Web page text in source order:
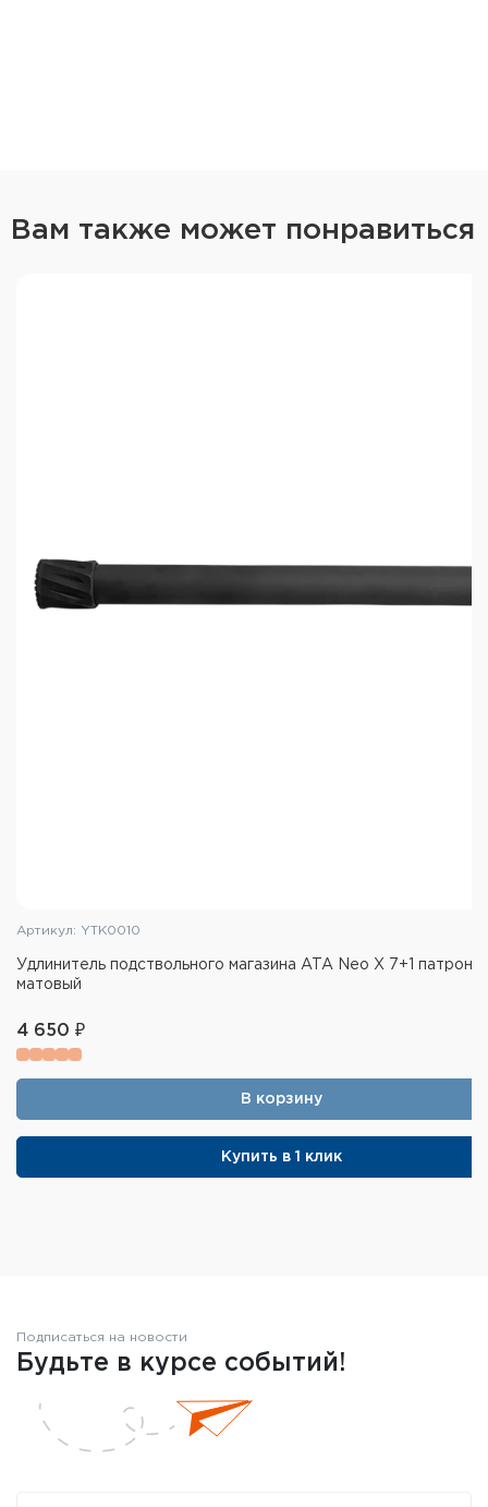
Вам также может понравиться
Артикул: YTK0010
Удлинитель подствольного магазина ATA Neo X 7+1 патрон,
матовый
4 650 ₽
В корзину
Купить в 1 клик
Подписаться на новости
Будьте в курсе событий!